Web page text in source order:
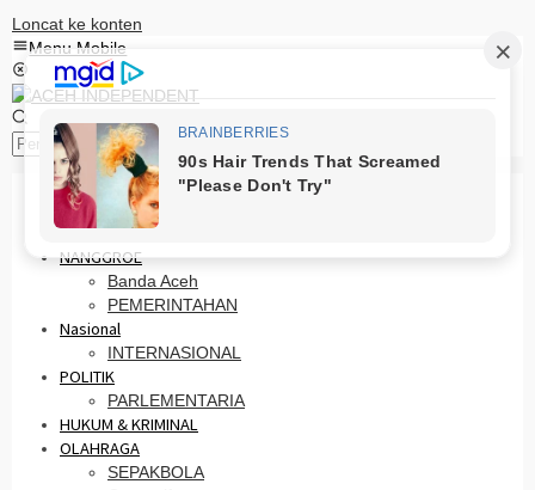
Loncat ke konten
Menu Mobile
HOME
PRO OTONOMI
NANGGROE
Banda Aceh
PEMERINTAHAN
Nasional
INTERNASIONAL
POLITIK
PARLEMENTARIA
HUKUM & KRIMINAL
OLAHRAGA
SEPAKBOLA